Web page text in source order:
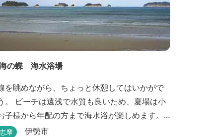
の蝶 海水浴場
を眺めながら、ちょっと休憩してはいかがで
。 ビーチは遠浅で水質も良いため、夏場は小
子様から年配の方まで海水浴が楽しめます。
おすすめ海水浴場ビーチ特集はこちら🏖三重
摩 伊勢市